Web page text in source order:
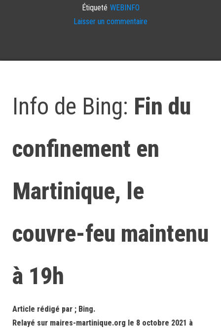
Étiqueté WEBINFO
Laisser un commentaire
Info de Bing: Fin du
confinement en
Martinique, le
couvre-feu maintenu
à 19h
Article rédigé par ; Bing.
Relayé sur maires-martinique.org le 8 octobre 2021 à